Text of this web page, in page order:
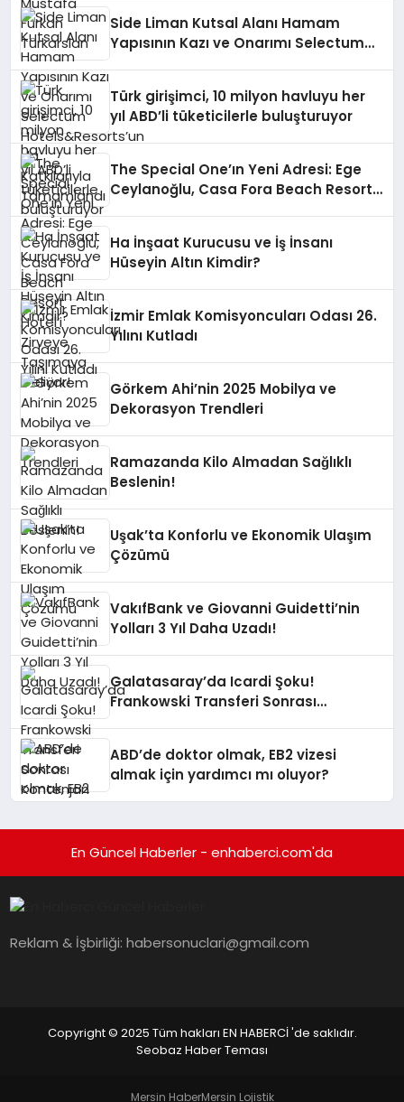
Side Liman Kutsal Alanı Hamam
Yapısının Kazı ve Onarımı Selectum
Türk girişimci, 10 milyon havluyu her
yıl ABD’li tüketicilerle buluşturuyor
The Special One’ın Yeni Adresi: Ege
Ceylanoğlu, Casa Fora Beach Resort
Ha İnşaat Kurucusu ve İş İnsanı
Hüseyin Altın Kimdir?
İzmir Emlak Komisyoncuları Odası 26.
Yılını Kutladı
Görkem Ahi’nin 2025 Mobilya ve
Dekorasyon Trendleri
Ramazanda Kilo Almadan Sağlıklı
Beslenin!
Uşak’ta Konforlu ve Ekonomik Ulaşım
Çözümü
VakıfBank ve Giovanni Guidetti’nin
Yolları 3 Yıl Daha Uzadı!
Galatasaray’da Icardi Şoku!
Frankowski Transferi Sonrası
ABD’de doktor olmak, EB2 vizesi
almak için yardımcı mı oluyor?
En Güncel Haberler - enhaberci.com'da
Reklam & İşbirliği:habersonuclari@gmail.com
Copyright © 2025 Tüm hakları EN HABERCİ 'de saklıdır.
Seobaz Haber Teması
Mersin HaberMersin Lojistik